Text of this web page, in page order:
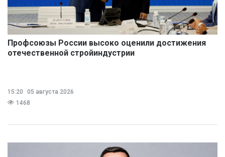
Профсоюзы России высоко оценили достижения
отечественной стройиндустрии
15:20
05 августа 2026
1468